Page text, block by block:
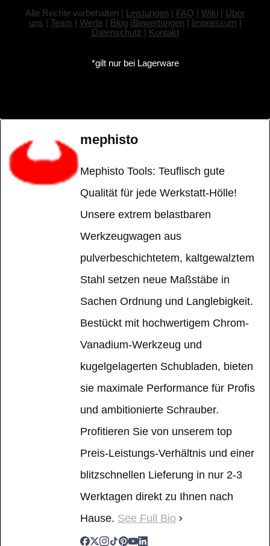
Alle Rechte vorbehalten | Leistungen | FAQ | Wiki | Über
uns | Team | Werte| Blog |Bewertungen | Impressum |
Datenschutz | Kontakt
*gilt nur bei Lagerware
mephisto
Mephisto Tools: Teuflisch gute
Qualität für jede Werkstatt-Hölle!
Unsere extrem belastbaren
Werkzeugwagen aus
pulverbeschichtetem, kaltgewalztem
Stahl setzen neue Maßstäbe in
Sachen Ordnung und Langlebigkeit.
Bestückt mit hochwertigem Chrom-
Vanadium-Werkzeug und
kugelgelagerten Schubladen, bieten
sie maximale Performance für Profis
und ambitionierte Schrauber.
Profitieren Sie von unserem top
Preis-Leistungs-Verhältnis und einer
blitzschnellen Lieferung in nur 2-3
Werktagen direkt zu Ihnen nach
Hause. See Full Bio